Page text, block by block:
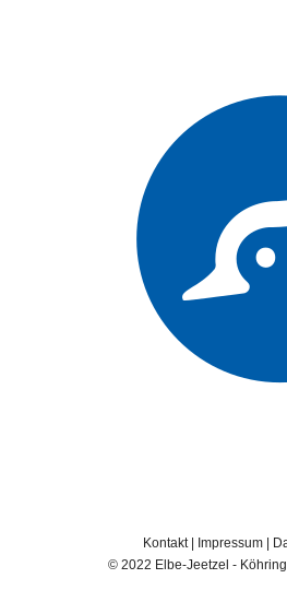
Kontakt| Impressum|
© 2022 Elbe-Jeetzel -